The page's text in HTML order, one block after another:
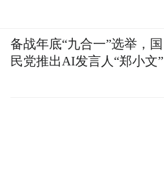
备战年底“九合一”选举，国
民党推出AI发言人“郑小文”